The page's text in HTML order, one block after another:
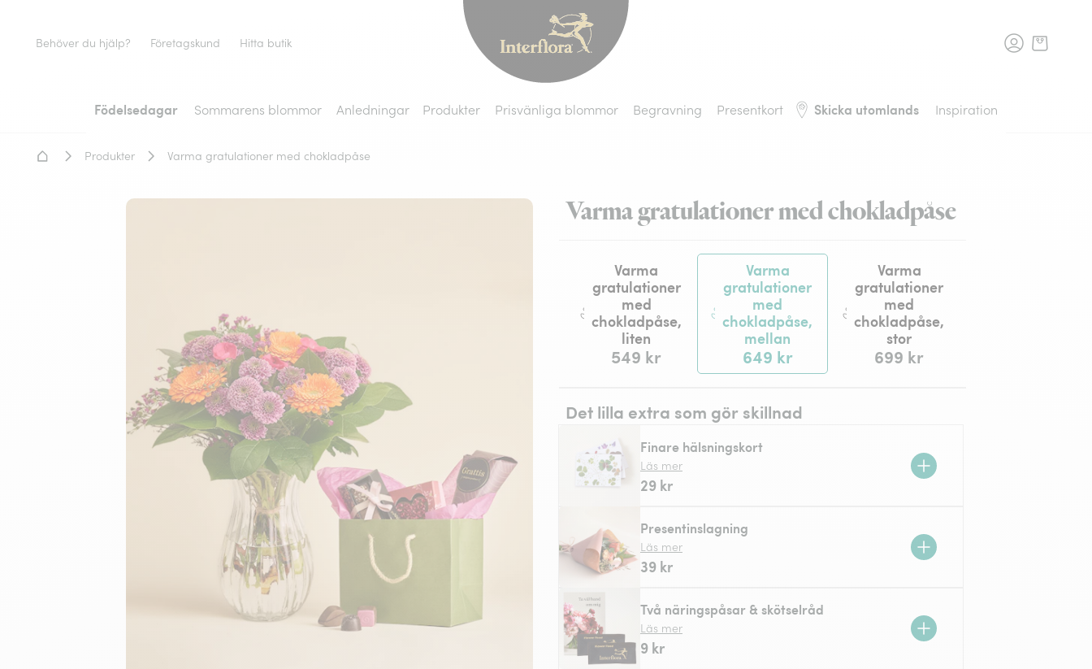
Födelsedagar Sommarens blommor Anledningar Produkter Prisvänliga blommor Begravning Presentkort Skicka utomlands Inspiration
Behöver du hjälp? Företagskund Hitta butik
Hem - Blomsterleverans
Produkter Varma gratulationer med chokladpåse
Varma gratulationer med chokladpåse
Varma
gratulationer
med
chokladpåse,
liten
549 kr
Varma
gratulationer
med
chokladpåse,
mellan
649 kr
Varma
gratulationer
med
chokladpåse,
stor
699 kr
Det lilla extra som gör skillnad
Finare hälsningskort
Läs mer
29 kr
Presentinslagning
Läs mer
39 kr
Två näringspåsar & skötselråd
Läs mer
9 kr